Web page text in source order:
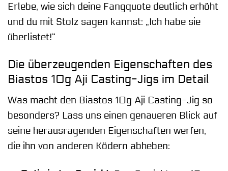
Erlebe, wie sich deine Fangquote deutlich erhöht
und du mit Stolz sagen kannst: „Ich habe sie
überlistet!“
Die überzeugenden Eigenschaften des
Biastos 10g Aji Casting-Jigs im Detail
Was macht den Biastos 10g Aji Casting-Jig so
besonders? Lass uns einen genaueren Blick auf
seine herausragenden Eigenschaften werfen,
die ihn von anderen Ködern abheben: